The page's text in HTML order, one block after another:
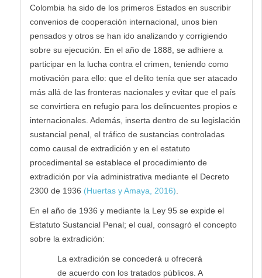
Colombia ha sido de los primeros Estados en suscribir
convenios de cooperación internacional, unos bien
pensados y otros se han ido analizando y corrigiendo
sobre su ejecución. En el año de 1888, se adhiere a
participar en la lucha contra el crimen, teniendo como
motivación para ello: que el delito tenía que ser atacado
más allá de las fronteras nacionales y evitar que el país
se convirtiera en refugio para los delincuentes propios e
internacionales. Además, inserta dentro de su legislación
sustancial penal, el tráfico de sustancias controladas
como causal de extradición y en el estatuto
procedimental se establece el procedimiento de
extradición por vía administrativa mediante el Decreto
2300 de 1936 (Huertas y Amaya, 2016)
En el año de 1936 y mediante la Ley 95 se expide el
Estatuto Sustancial Penal; el cual, consagró el concepto
sobre la extradición:
La extradición se concederá u ofrecerá
de acuerdo con los tratados públicos. A